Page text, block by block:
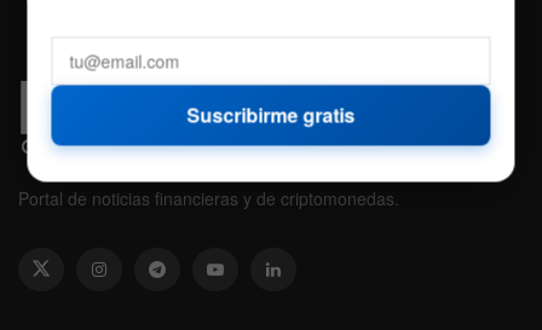
Portal de noticias financieras y de criptomonedas.
Suscribirme gratis